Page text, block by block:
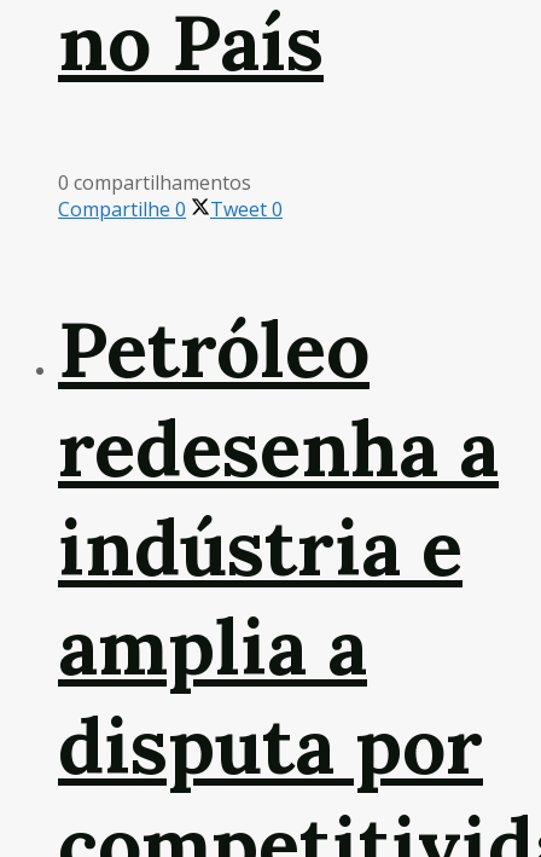
no País
0 compartilhamentos
Compartilhe 0 Tweet0
Petróleo
redesenha a
indústria e
amplia a
disputa por